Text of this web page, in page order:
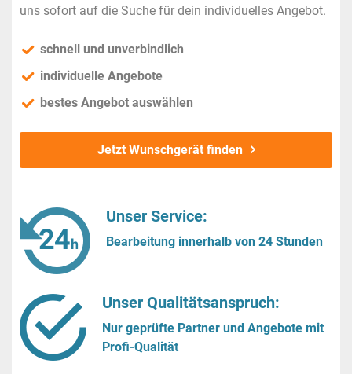
uns sofort auf die Suche für dein individuelles Angebot.
schnell und unverbindlich
individuelle Angebote
bestes Angebot auswählen
Jetzt Wunschgerät finden
Unser Service:
Bearbeitung innerhalb von 24 Stunden
Unser Qualitätsanspruch:
Nur geprüfte Partner und Angebote mit
Profi-Qualität